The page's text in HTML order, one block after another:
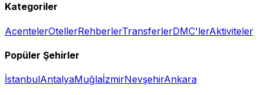
Kategoriler
AcentelerOtellerRehberlerTransferlerDMC'lerAktiviteler
Popüler Şehirler
İstanbulAntalyaMuğlaİzmirNevşehirAnkara